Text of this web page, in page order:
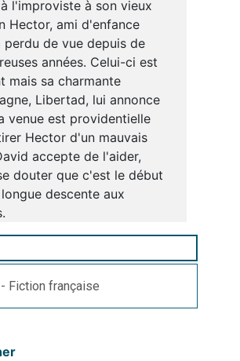
l'improviste à son vieux
Hector, ami d'enfance
perdu de vue depuis de
années. Celui-ci est
mais sa charmante
Libertad, lui annonce
venue est providentielle
Hector d'un mauvais
accepte de l'aider,
douter que c'est le début
descente aux
Fiction française